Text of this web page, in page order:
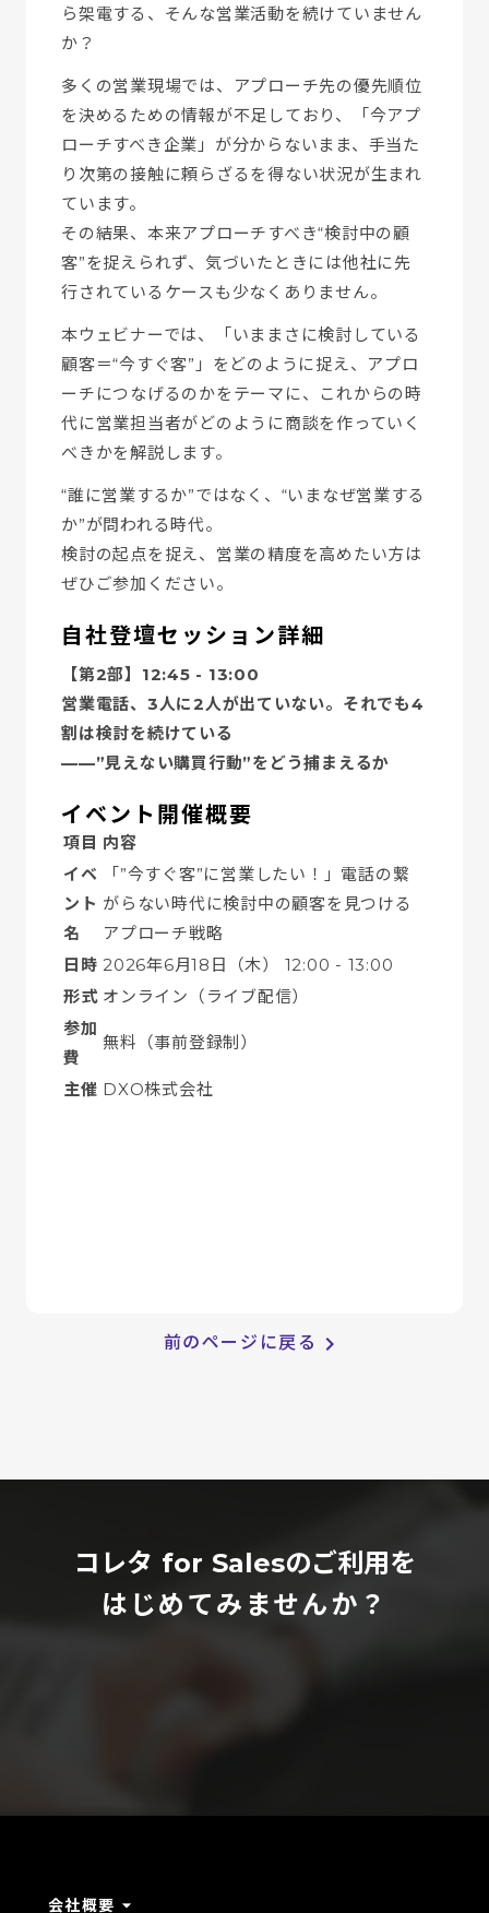
ら架電する、そんな営業活動を続けていません
か？
多くの営業現場では、アプローチ先の優先順位
を決めるための情報が不足しており、「今アプ
ローチすべき企業」が分からないまま、手当た
り次第の接触に頼らざるを得ない状況が生まれ
ています。
その結果、本来アプローチすべき“検討中の顧
客”を捉えられず、気づいたときには他社に先
行されているケースも少なくありません。
本ウェビナーでは、「いままさに検討している
顧客＝“今すぐ客”」をどのように捉え、アプロ
ーチにつなげるのかをテーマに、これからの時
代に営業担当者がどのように商談を作っていく
べきかを解説します。
“誰に営業するか”ではなく、“いまなぜ営業する
か”が問われる時代。
検討の起点を捉え、営業の精度を高めたい方は
ぜひご参加ください。
自社登壇セッション詳細
【第2部】12:45 - 13:00
営業電話、3人に2人が出ていない。それでも4
割は検討を続けている
——”見えない購買行動”をどう捕まえるか
イベント開催概要
項目 内容
イベ
ント
名
「”今すぐ客”に営業したい！」電話の繋
がらない時代に検討中の顧客を見つける
アプローチ戦略
日時 2026年6月18日（木） 12:00 - 13:00
形式 オンライン（ライブ配信）
参加
費
無料（事前登録制）
主催 DXO株式会社
前のページに戻る keyboard_arrow_right
コレタ for Salesのご利用を
はじめてみませんか？
会社概要 arrow_drop_down